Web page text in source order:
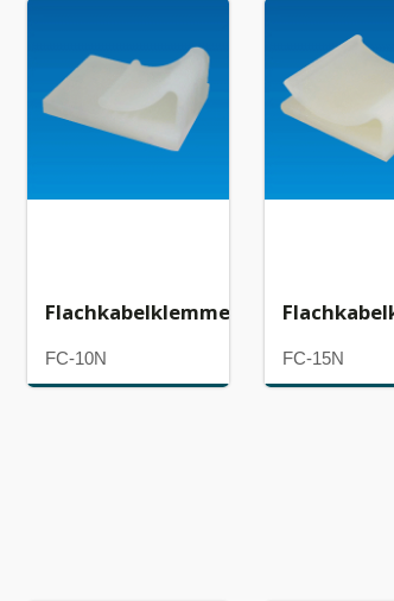
Flachkabelklemme
FC-10N FC-15N